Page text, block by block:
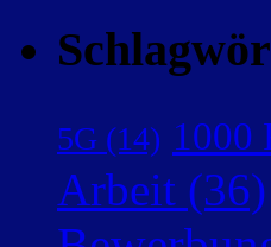
5G (14) 1000
Arbeit (36)